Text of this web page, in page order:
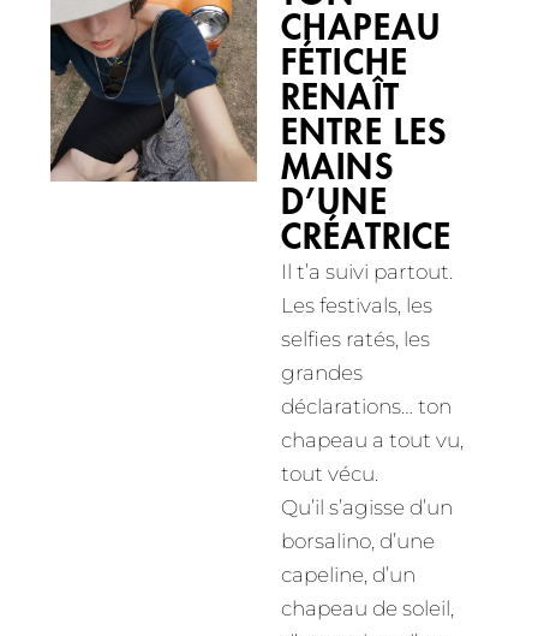
CHAPEAU
FÉTICHE
RENAÎT
ENTRE LES
MAINS
D’UNE
CRÉATRICE
Il t’a suivi partout.
Les festivals, les
selfies ratés, les
grandes
déclarations… ton
chapeau a tout vu,
tout vécu.
Qu’il s’agisse d’un
borsalino, d’une
capeline, d’un
chapeau de soleil,